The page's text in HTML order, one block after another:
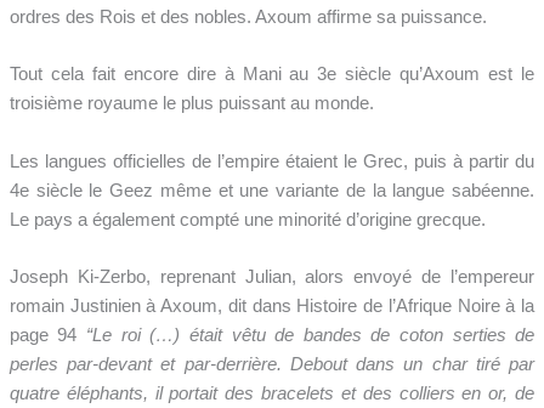
ordres des Rois et des nobles. Axoum affirme sa puissance.
Tout cela fait encore dire à Mani au 3e siècle qu’Axoum est le
troisième royaume le plus puissant au monde.
Les langues officielles de l’empire étaient le Grec, puis à partir du
4e siècle le Geez même et une variante de la langue sabéenne.
Le pays a également compté une minorité d’origine grecque.
Joseph Ki-Zerbo, reprenant Julian, alors envoyé de l’empereur
romain Justinien à Axoum, dit dans Histoire de l’Afrique Noire à la
page 94 “Le roi (…) était vêtu de bandes de coton serties de
perles par-devant et par-derrière. Debout dans un char tiré par
quatre éléphants, il portait des bracelets et des colliers en or, de